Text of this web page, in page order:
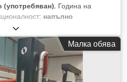
(употребяван), Година на
напълно
мм Y-ос 325 мм Z-ос 350 мм B-ос
Обороти на шпиндела 30 000
50 Магазин за инструменти
Professional 5 Вкл.
на дължината Вкл.
около 60 бр. държачи за
Малка обява